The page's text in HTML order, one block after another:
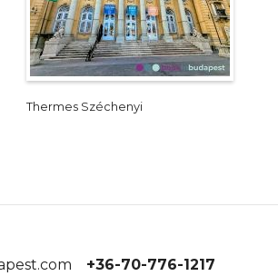
Thermes Széchenyi
+36-70-776-1217